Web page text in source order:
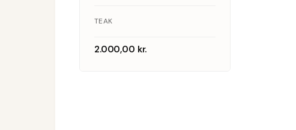
bar og
skuffer,
TEAK
2.000,00 kr.